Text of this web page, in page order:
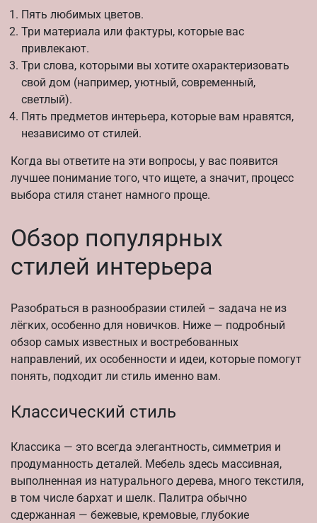
Пять любимых цветов.
Три материала или фактуры, которые вас
привлекают.
Три слова, которыми вы хотите охарактеризовать
свой дом (например, уютный, современный,
светлый).
Пять предметов интерьера, которые вам нравятся,
независимо от стилей.
Когда вы ответите на эти вопросы, у вас появится
лучшее понимание того, что ищете, а значит, процесс
выбора стиля станет намного проще.
Обзор популярных
стилей интерьера
Разобраться в разнообразии стилей – задача не из
лёгких, особенно для новичков. Ниже — подробный
обзор самых известных и востребованных
направлений, их особенности и идеи, которые помогут
понять, подходит ли стиль именно вам.
Классический стиль
Классика — это всегда элегантность, симметрия и
продуманность деталей. Мебель здесь массивная,
выполненная из натурального дерева, много текстиля,
в том числе бархат и шелк. Палитра обычно
сдержанная — бежевые, кремовые, глубокие